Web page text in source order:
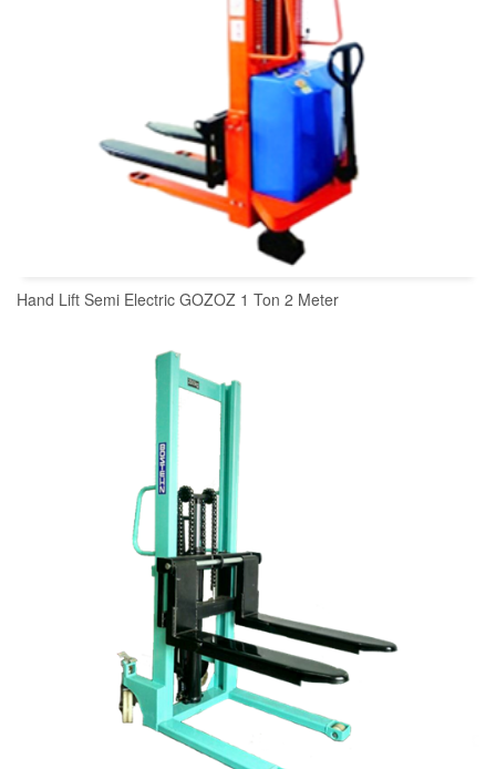
READ MORE
Hand Lift Semi Electric GOZOZ 1 Ton 2 Meter